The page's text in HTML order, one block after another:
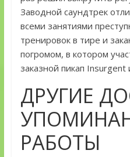
Заводной саундтрек
всеми занятиями
тренировок в тире и
погромом, в котором
заказной пикап
ДРУГИЕ
РАБОТЫ